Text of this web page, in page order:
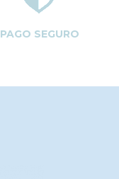
PAGO SEGURO